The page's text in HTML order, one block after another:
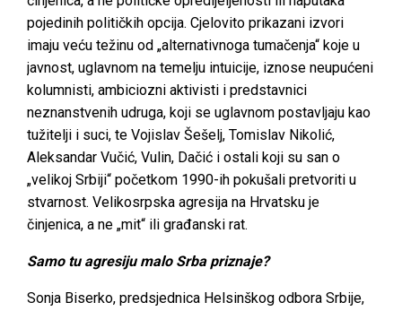
pojedinih političkih opcija. Cjelovito prikazani izvori
imaju veću težinu od „alternativnoga tumačenja“ koje u
javnost, uglavnom na temelju intuicije, iznose neupućeni
kolumnisti, ambiciozni aktivisti i predstavnici
neznanstvenih udruga, koji se uglavnom postavljaju kao
tužitelji i suci, te Vojislav Šešelj, Tomislav Nikolić,
Aleksandar Vučić, Vulin, Dačić i ostali koji su san o
„velikoj Srbiji“ početkom 1990-ih pokušali pretvoriti u
stvarnost. Velikosrpska agresija na Hrvatsku je
činjenica, a ne „mit“ ili građanski rat.
Samo tu agresiju malo Srba priznaje?
Sonja Biserko, predsjednica Helsinškog odbora Srbije,